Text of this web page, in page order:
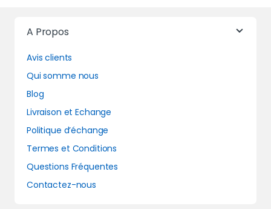
A Propos
Avis clients
Qui somme nous
Blog
Livraison et Echange
Politique d’échange
Termes et Conditions
Questions Fréquentes
Contactez-nous